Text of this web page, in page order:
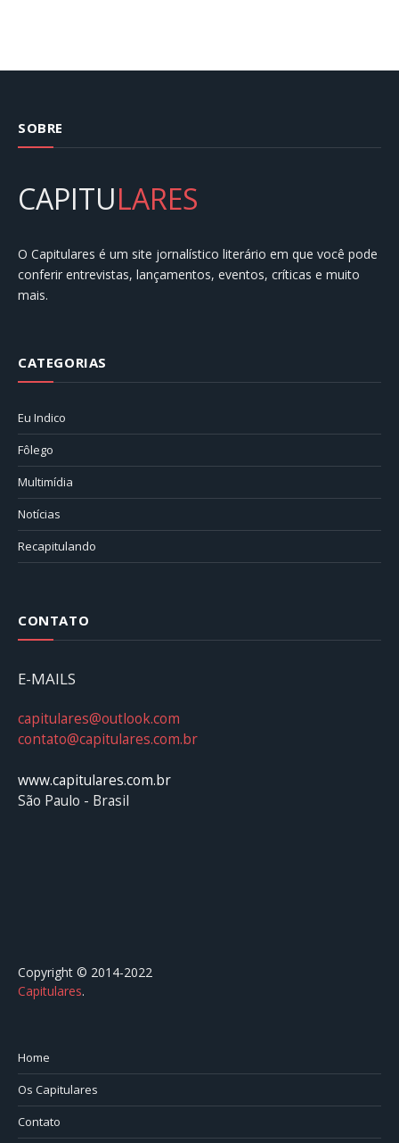
SOBRE
CAPITULARES
O Capitulares é um site jornalístico literário em que você pode
conferir entrevistas, lançamentos, eventos, críticas e muito
mais.
CATEGORIAS
Eu Indico
Fôlego
Multimídia
Notícias
Recapitulando
CONTATO
E-MAILS
capitulares@outlook.com
contato@capitulares.com.br
www.capitulares.com.br
São Paulo - Brasil
Copyright © 2014-2022
Capitulares.⠀⠀⠀⠀⠀⠀⠀⠀⠀⠀⠀⠀⠀⠀⠀⠀⠀⠀⠀⠀⠀⠀⠀⠀⠀⠀⠀
Home
Os Capitulares
Contato